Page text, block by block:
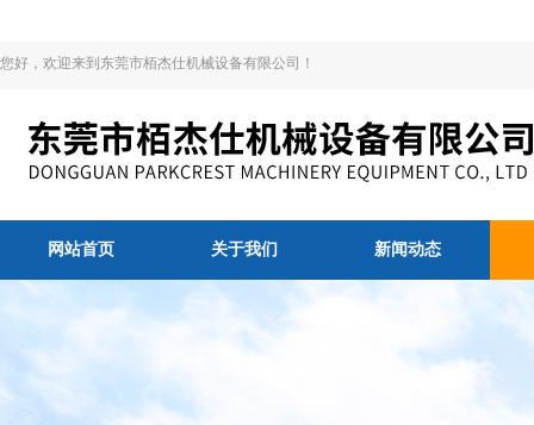
您好，欢迎来到东莞市栢杰仕机械设备有限公司！
网站首页 关于我们 新闻动态